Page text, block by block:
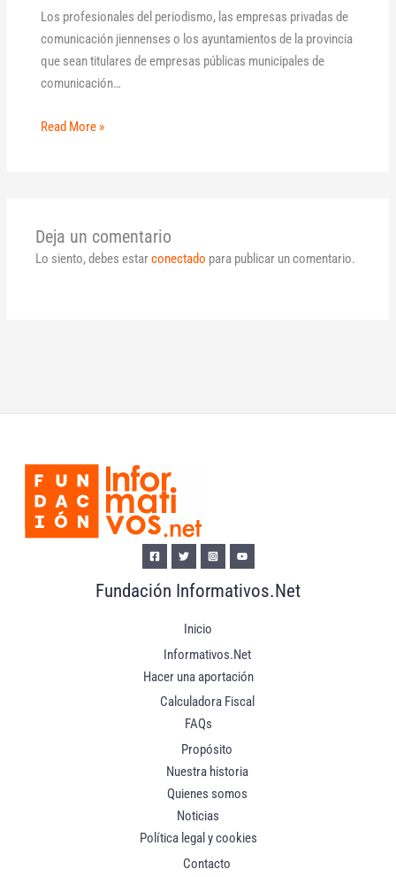
Los profesionales del periodismo, las empresas privadas de
comunicación jiennenses o los ayuntamientos de la provincia
que sean titulares de empresas públicas municipales de
comunicación…
Read More »
Deja un comentario
Lo siento, debes estarconectado para publicar un comentario.
Fundación Informativos.Net
Inicio
Informativos.Net
Hacer una aportación
Calculadora Fiscal
FAQs
Propósito
Nuestra historia
Quienes somos
Noticias
Política legal y cookies
Contacto